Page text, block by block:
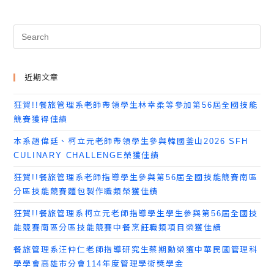
近期文章
狂賀!!餐旅管理系老師帶領學生林幸柔等參加第56屆全國技能
競賽獲得佳績
本系趙偉廷、柯立元老師帶領學生參與韓國釜山2026 SFH
CULINARY CHALLENGE榮獲佳績
狂賀!!餐旅管理系老師指導學生參與第56屆全國技能競賽南區
分區技能競賽麵包製作職類榮獲佳績
狂賀!!餐旅管理系柯立元老師指導學生學生參與第56屆全國技
能競賽南區分區技能競賽中餐烹飪職類項目榮獲佳績
餐旅管理系汪仲仁老師指導研究生蔡期勳榮獲中華民國管理科
學學會高雄市分會114年度管理學術獎學金